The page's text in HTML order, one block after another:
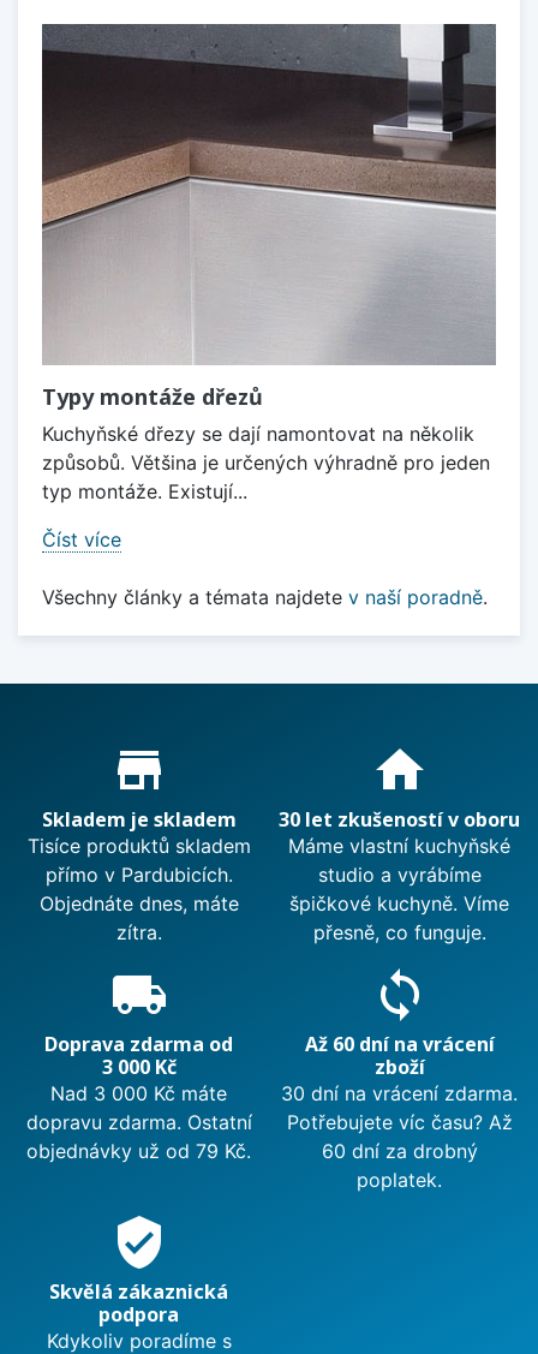
Typy montáže dřezů
Kuchyňské dřezy se dají namontovat na několik
způsobů. Většina je určených výhradně pro jeden
typ montáže. Existují...
Číst více
Všechny články a témata najdete v naší poradně.
Proč nakupovat u nás?
store_mall_directory
Skladem je skladem
Tisíce produktů skladem
přímo v Pardubicích.
Objednáte dnes, máte
zítra.
home
30 let zkušeností v oboru
Máme vlastní kuchyňské
studio a vyrábíme
špičkové kuchyně. Víme
přesně, co funguje.
local_shipping
Doprava zdarma od
3 000 Kč
Nad 3 000 Kč máte
dopravu zdarma. Ostatní
objednávky už od 79 Kč.
sync
Až 60 dní na vrácení
zboží
30 dní na vrácení zdarma.
Potřebujete víc času? Až
60 dní za drobný
poplatek.
verified_user
Skvělá zákaznická
podpora
Kdykoliv poradíme s